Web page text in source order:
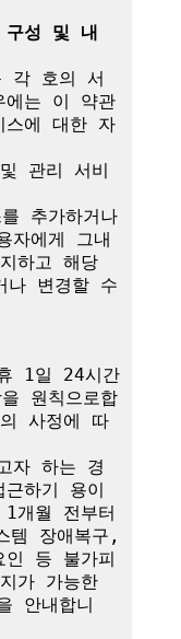
구성 및 내
각 호의 서
에는 이 약관
스에 대한 자
관리 서비
추가하거나
자에게 그내
하고 해당
나 변경할 수
1일 24시간
원칙으로합
사정에 따
자 하는 경
하기 용이
개월 전부터
템 장애복구,
인 등 불가피
가 가능한
안내합니